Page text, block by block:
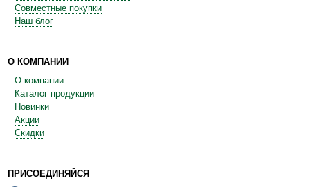
Совместные покупки
Наш блог
О КОМПАНИИ
О компании
Каталог продукции
Новинки
Акции
Скидки
ПРИСОЕДИНЯЙСЯ